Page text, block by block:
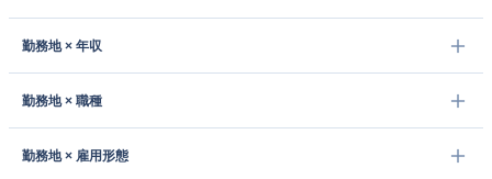
勤務地 × 年収
勤務地 × 職種
勤務地 × 雇用形態